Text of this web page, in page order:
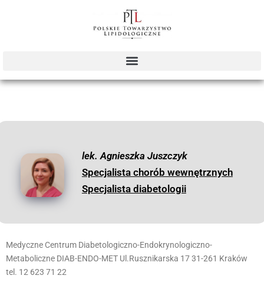
lek. Agnieszka Juszczyk
Specjalista chorób wewnętrznych
Specjalista diabetologii
Medyczne Centrum Diabetologiczno-Endokrynologiczno-
Metaboliczne DIAB-ENDO-MET Ul.Rusznikarska 17 31-261 Kraków
tel. 12 623 71 22